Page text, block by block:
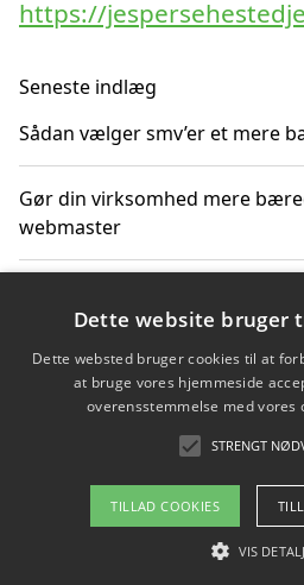
https://
Seneste indlæg
Sådan vælger smv’er et mere
Gør din virksomhed mere
webmaster
Sådan vurderer
Sådan får du hjælp til en
Copyright 2026 -
Om / kontakt
Dette website bruger
Dette websted bruger cookies til at
at bruge vores hjemmeside
overensstemmelse med vores
STRENGT
TILLAD COOKIES
VIS